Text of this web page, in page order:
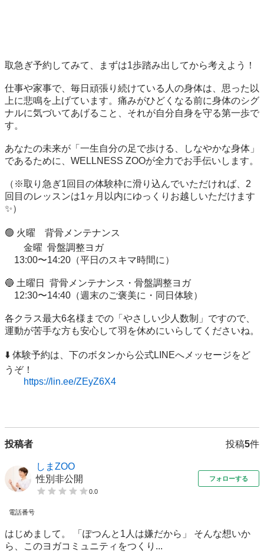
取急ぎ予約してみて、まずは1歩踏み出してから考えよう！
仕事や家事で、毎日頑張り続けている人の身体は、思った以
上に悲鳴を上げています。痛みがひどくなる前に身体のシグ
ナルに気づいてあげること、それが自分自身を守る第一歩で
す。
あなたの未来が「一生自分の足で歩ける、しなやかな身体」
であるために、WELLNESS ZOOが全力でお手伝いします。
（※取り急ぎ1回目の体験枠に滑り込んでいただければ、2
回目のレッスンは1ヶ月以内にゆっくりお越しいただけます
✨）
🟢 火曜　背骨メンテナンス
金曜  骨盤調整ヨガ
🔵 土曜日  背骨メンテナンス・骨盤調整ヨガ
各クラス最大6名様までの「やさしい少人数制」ですので、
運動が苦手な方も安心して羽を休めにいらしてくださいね。
⬇️ 体験予約は、下のボタンから公式LINEへメッセージをど
うぞ！
https://lin.ee/ZEyZ6X4
投稿者 投稿5件
しまZOO
性別非公開
0.0
フォローする
電話番号
はじめまして。 「ぽつんと1人は嫌だから」 そんな想いか
ら、このヨガコミュニティをつくり...